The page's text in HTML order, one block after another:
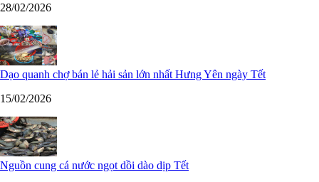
28/02/2026
Dạo quanh chợ bán lẻ hải sản lớn nhất Hưng Yên ngày Tết
15/02/2026
Nguồn cung cá nước ngọt dồi dào dịp Tết